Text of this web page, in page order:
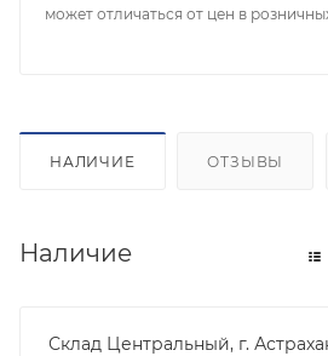
может отличаться от цен в
НАЛИЧИЕ ОТЗЫВЫ
Наличие
Склад Центральный, г.